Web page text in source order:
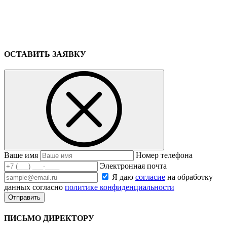
ОСТАВИТЬ ЗАЯВКУ
Ваше имя
Номер телефона
Электронная почта
Я даю согласие на обработку
данных согласно политике конфиденциальности
ПИСЬМО ДИРЕКТОРУ